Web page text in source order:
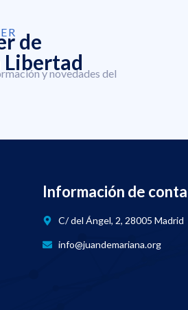
de
Libertad
y novedades del
Información de
C/ del Ángel, 2, 28005 Madrid
info@juandemariana.org